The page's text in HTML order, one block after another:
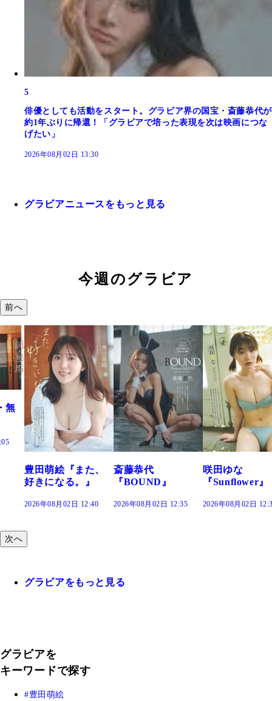
5
俳優としても活動をスタート。グラビア界の国宝・斎藤恭代が
約1年ぶりに帰還！「グラビアで培った表現を次は映画につな
げたい」
2026年08月02日 13:30
グラビアニュースをもっと見る
今週のグラビア
前へ
斎藤恭代
『BOUND』
2026年08月02日 12:35
咲田ゆな
『Sunflower』
2026年08月02日 12:30
藤水咲桜『花
だまり』
2026年08月02日
次へ
グラビアをもっと見る
グラビアを
キーワードで探す
豊田萌絵